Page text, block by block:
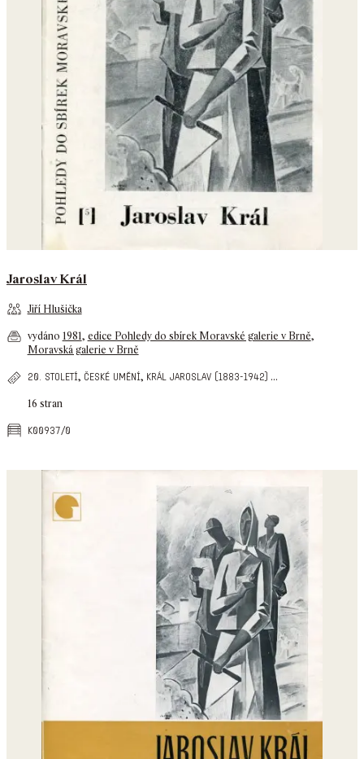
Jaroslav Král
Jiří Hlušička
vydáno 1981, edice Pohledy do sbírek Moravské galerie v Brně,
Moravská galerie v Brně
20. století, české umění, král jaroslav (1883-1942) ...
16 stran
k00937/0